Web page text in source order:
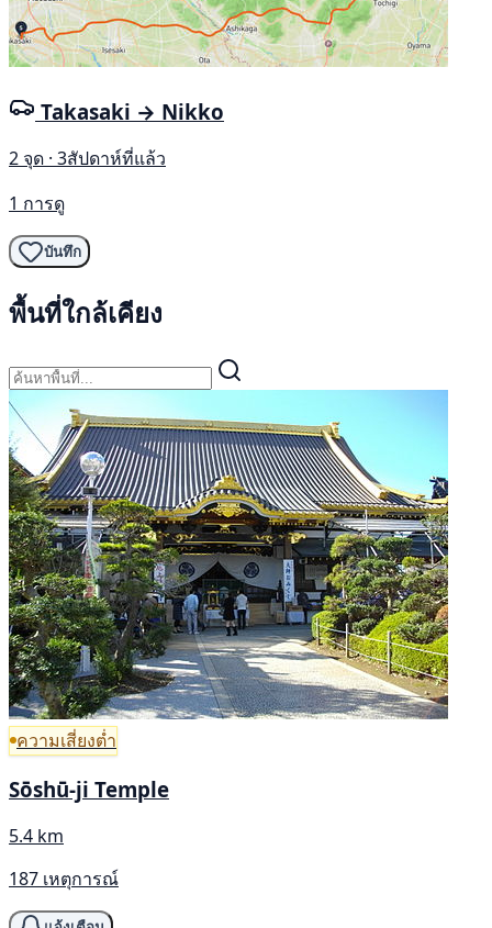
Takasaki → Nikko
2 จุด · 3สัปดาห์ที่แล้ว
1 การดู
บันทึก
พื้นที่ใกล้เคียง
ความเสี่ยงต่ำ
Sōshū-ji Temple
5.4 km
187 เหตุการณ์